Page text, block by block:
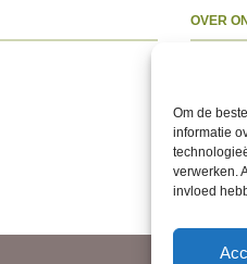
Om de
informatie
verwerken.
invloed
OVER
Volg